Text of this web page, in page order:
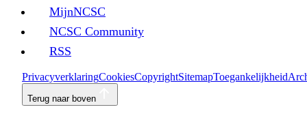
MijnNCSC
NCSC Community
RSS
PrivacyverklaringCookiesCopyrightSitemapToegankelijkheid
Terug naar boven